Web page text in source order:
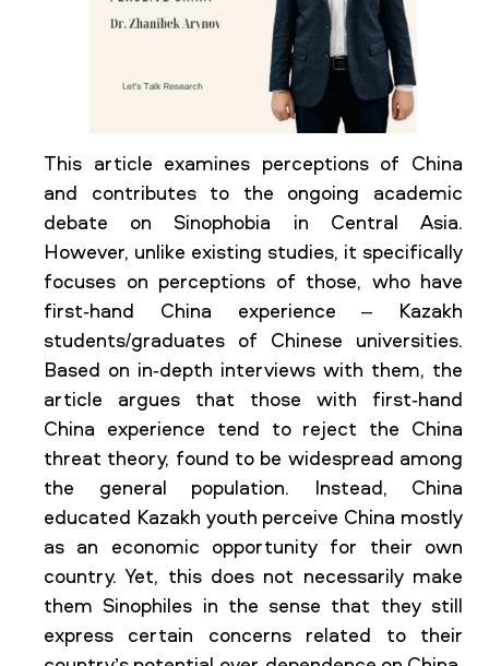
This article examines perceptions of China
and contributes to the ongoing academic
debate on Sinophobia in Central Asia.
However, unlike existing studies, it specifically
focuses on perceptions of those, who have
first-hand China experience – Kazakh
students/graduates of Chinese universities.
Based on in-depth interviews with them, the
article argues that those with first-hand
China experience tend to reject the China
threat theory, found to be widespread among
the general population. Instead, China
educated Kazakh youth perceive China mostly
as an economic opportunity for their own
country. Yet, this does not necessarily make
them Sinophiles in the sense that they still
express certain concerns related to their